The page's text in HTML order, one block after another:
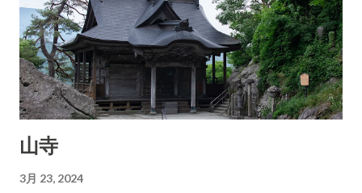
山寺
3月 23, 2024